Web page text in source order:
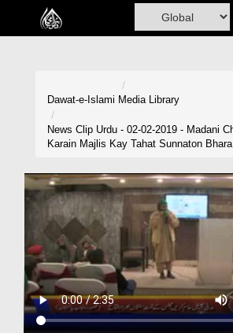
Home
Volunteer Portal
Rohani Ilaj
Donation
Blog
Magazine
Dawat-e-Islami Media Library
News Clip Urdu - 02-02-2019 - Madani
Karain Majlis Kay Tahat Sunnaton